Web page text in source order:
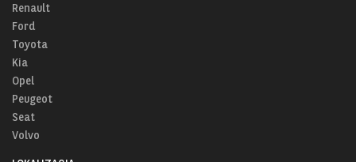
Renault
Ford
Toyota
Kia
Opel
Peugeot
Seat
Volvo